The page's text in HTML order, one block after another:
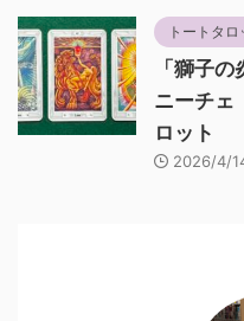
トートタロ
「獅子
ニーチェ
ロット
2026/4/